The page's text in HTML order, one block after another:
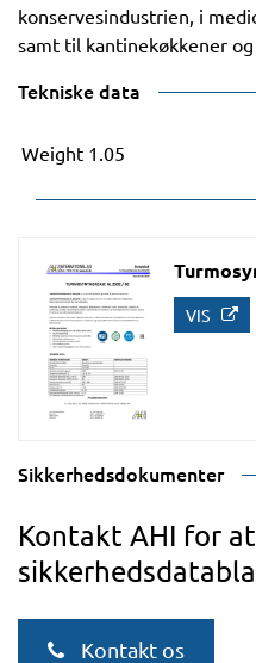
konservesindustrien, i
samt til kantinekøkkener
Tekniske data
Weight 1.05
VIS
Sikkerhedsdokumenter
Kontakt AHI for
Kontakt os